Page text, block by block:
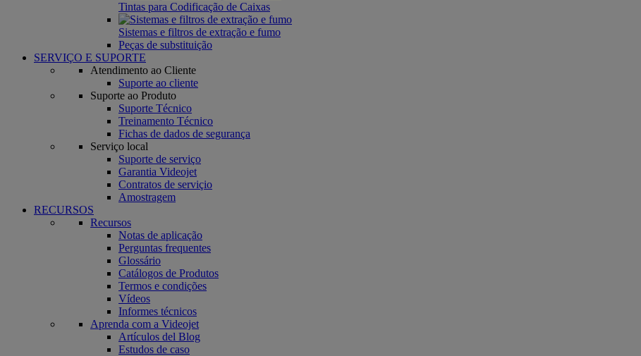
Tintas para Codificação de Caixas
Sistemas e filtros de extração e fumo
Peças de substituição
SERVIÇO E SUPORTE
Atendimento ao Cliente
Suporte ao cliente
Suporte ao Produto
Suporte Técnico
Treinamento Técnico
Fichas de dados de segurança
Serviço local
Suporte de serviço
Garantia Videojet
Contratos de serviçio
Amostragem
RECURSOS
Recursos
Notas de aplicação
Perguntas frequentes
Glossário
Catálogos de Produtos
Termos e condições
Vídeos
Informes técnicos
Aprenda com a Videojet
Artículos del Blog
Estudos de caso